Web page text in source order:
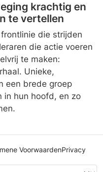
krachtig en
te vertellen
die strijden
die actie voeren
te maken:
Unieke,
een brede groep
in hun hoofd, en zo
VoorwaardenPrivacy